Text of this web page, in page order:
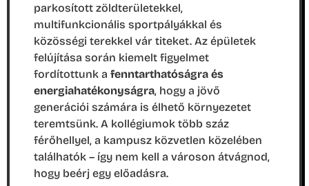
parkosított zöldterületekkel,
multifunkcionális sportpályákkal és
közösségi terekkel vár titeket. Az épületek
felújítása során kiemelt figyelmet
fordítottunk a fenntarthatóságra és
energiahatékonyságra, hogy a jövő
generációi számára is élhető környezetet
teremtsünk. A kollégiumok több száz
férőhellyel, a kampusz közvetlen közelében
találhatók – így nem kell a városon átvágnod,
hogy beérj egy előadásra.